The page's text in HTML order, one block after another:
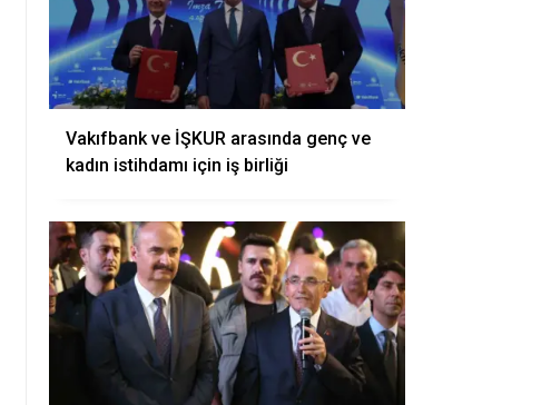
Vakıfbank ve İŞKUR arasında genç ve
kadın istihdamı için iş birliği